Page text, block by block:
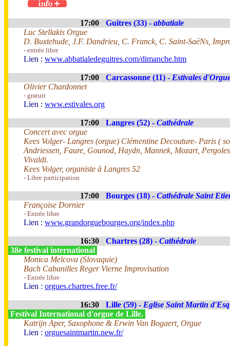
17:00 Guitres (33) - abbatiale
Luc Stellakis Orgue
D. Buxtehude, J.F. Dandrieu, C. Franck, C. Saint-SaëNs,
- entrée libre
Lien : www.abbatialedeguitres.com/dimanche.htm
17:00 Carcassonne (11) - Estivales
Olivier Chardonnet
- gratuit
Lien : www.estivales.org
17:00 Langres (52) - Cathédrale
Concert avec orgue
Kees Volger- Langres (orgue) Clémentine Decouture- Paris (
Andriessen, Faure, Gounod, Haydn, Mannek, Mozart,
Vivaldi.
Kees Volger, organiste à Langres 52
- Libre participation
17:00 Bourges (18) - Cathédrale Saint
Françoise Dornier
- Entrée libre
Lien : www.grandorguebourges.org/index.php
16:30 Chartres (28) - Cathédrale
38e festival international
Monica Melcova (Slovaquie)
Bach Cabanilles Reger Vierne Improvisation
- Entrée libre
Lien : orgues.chartres.free.fr/
16:30 Lille (59) - Eglise Saint Martin
Festival International d'orgue de Lille.
Katrijn Aper, Saxophone & Erwin Van Bogaert, Orgue
Lien : orguesaintmartin.new.fr/